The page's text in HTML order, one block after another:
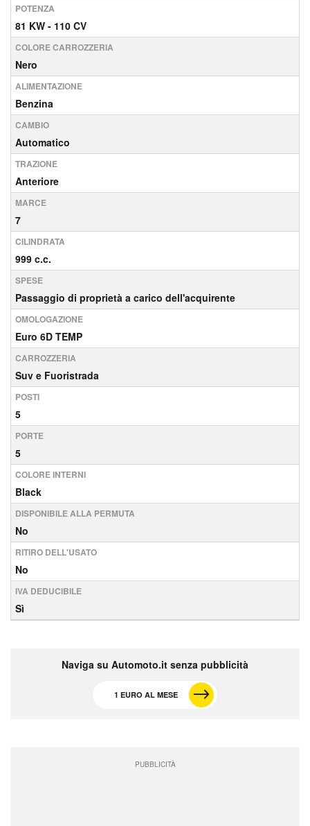
POTENZA
81 KW - 110 CV
COLORE CARROZZERIA
Nero
ALIMENTAZIONE
Benzina
CAMBIO
Automatico
TRAZIONE
Anteriore
MARCE
7
CILINDRATA
999 c.c.
SPESE
Passaggio di proprietà a carico dell'acquirente
OMOLOGAZIONE
Euro 6D TEMP
CARROZZERIA
Suv e Fuoristrada
POSTI
5
PORTE
5
COLORE INTERNI
Black
DISPONIBILE ALLA PERMUTA
No
RITIRO DELL'USATO
No
IVA DEDUCIBILE
Sì
Naviga su Automoto.it senza pubblicità
1 EURO AL MESE
PUBBLICITÀ